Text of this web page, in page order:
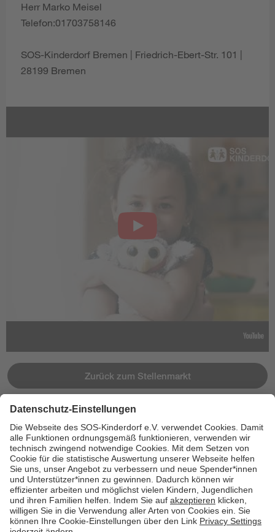
Herr Marko Meisel
Telefon:01703758146
SOS-Kinderdorf Bremen | Friedrich-Ebert-Str. 101 |
28199 Bremen
Zurück zum Stellenmarkt
Jetzt bewerben